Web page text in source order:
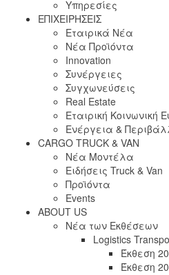
Υπηρεσίες
ΕΠΙΧΕΙΡΗΣΕΙΣ
Εταιρικά Νέα
Νέα Προϊόντα
Innovation
Συνέργειες
Συγχωνεύσεις
Real Estate
Εταιρική Κοινωνική
Ενέργεια &
CARGO TRUCK & VAN
Νέα Μοντέλα
Ειδήσεις Truck & Van
Προϊόντα
Events
ABOUT US
Νέα των Εκθέσεων
Logistics
Έκθεση
Έκθεση